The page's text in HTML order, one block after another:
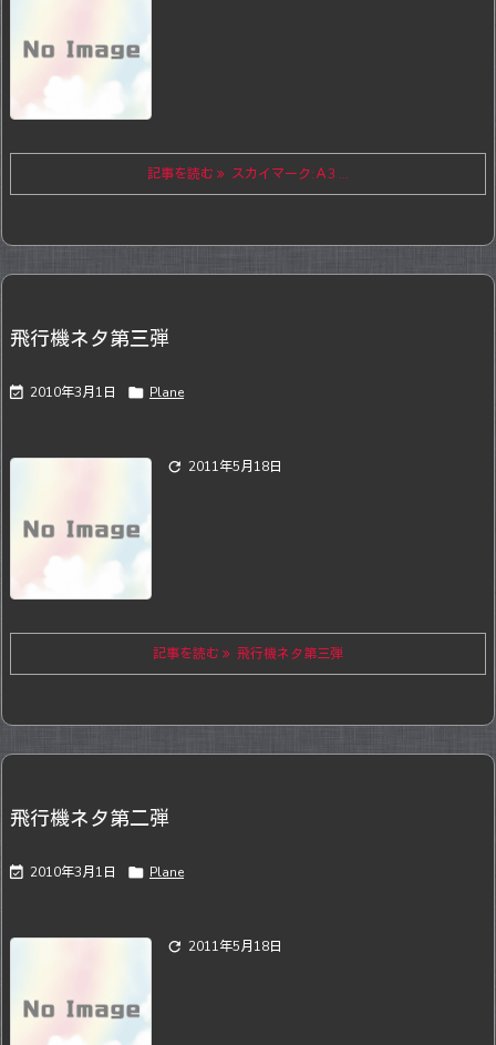
記事を読む スカイマーク:Ａ3 ...
飛行機ネタ第三弾
 2010年3月1日  Plane
 2011年5月18日
記事を読む 飛行機ネタ第三弾
飛行機ネタ第二弾
 2010年3月1日  Plane
 2011年5月18日